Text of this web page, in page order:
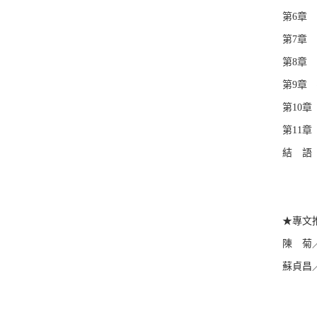
第6章
第7章
第8章
第9章
第10章
第11
結 語
★專文
陳 菊
蘇貞昌